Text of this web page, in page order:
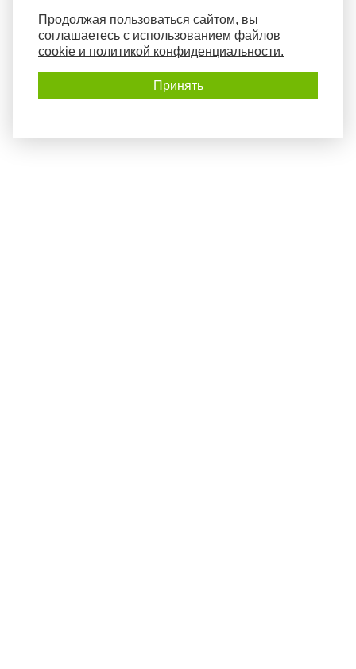
Продолжая пользоваться сайтом, вы
соглашаетесь с использованием файлов
cookie и политикой конфиденциальности.
Принять